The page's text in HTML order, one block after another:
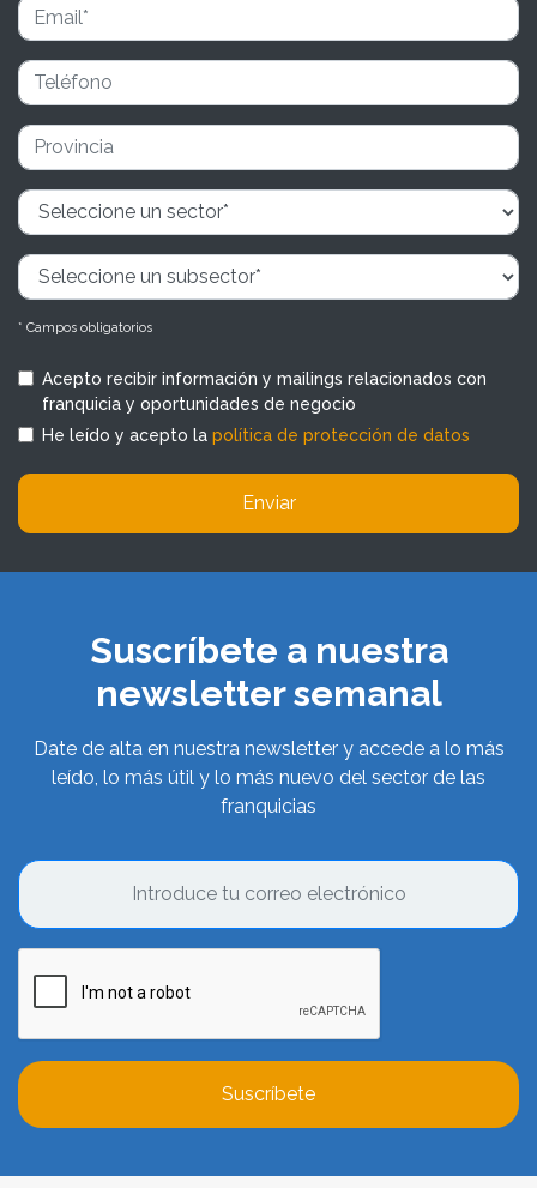
* Campos obligatorios
Acepto recibir información y mailings relacionados con
franquicia y oportunidades de negocio
He leído y acepto la política de protección de datos
Enviar
Suscríbete a nuestra
newsletter semanal
Date de alta en nuestra newsletter y accede a lo más
leído, lo más útil y lo más nuevo del sector de las
franquicias
Suscríbete